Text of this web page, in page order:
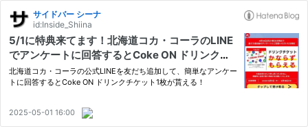
サイドバー シーナ
id:Inside_Shiina
5/1に特典来てます！北海道コカ・コーラのLINE
でアンケートに回答するとCoke ON ドリンクチ
ケット1枚が貰える！
北海道コカ・コーラの公式LINEを友だち追加して、簡単なアンケー
トに回答するとCoke ON ドリンクチケット1枚が貰える！
2025-05-01 16:00